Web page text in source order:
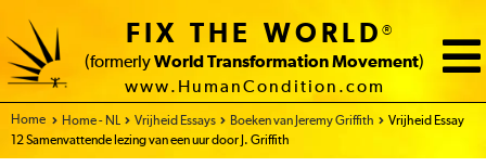
FIX THE WORLD®
(formerly World Transformation Movement)
www.HumanCondition.com
Home Home - NL Vrijheid Essays Boeken van Jeremy Griffith
Vrijheid Essay
12 Samenvattende lezing van een uur door J. Griffith